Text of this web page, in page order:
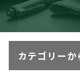
カテゴリーか